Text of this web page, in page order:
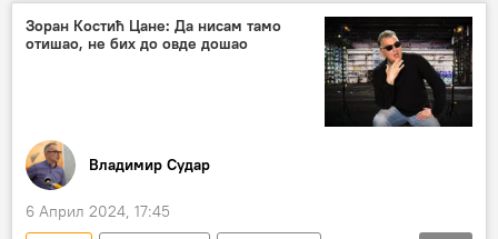
Српска књижевност
Зоран Костић Цане: Да нисам тамо
отишао, не бих до овде дошао
Владимир Судар
6 Април 2024, 17:45